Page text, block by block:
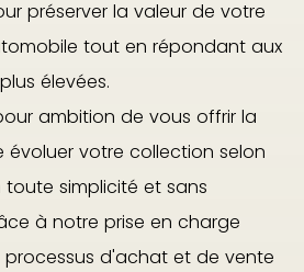
préserver la valeur de votre
tout en répondant aux
élevées.
ambition de vous offrir la
évoluer votre collection selon
toute simplicité et sans
à notre prise en charge
d'achat et de vente